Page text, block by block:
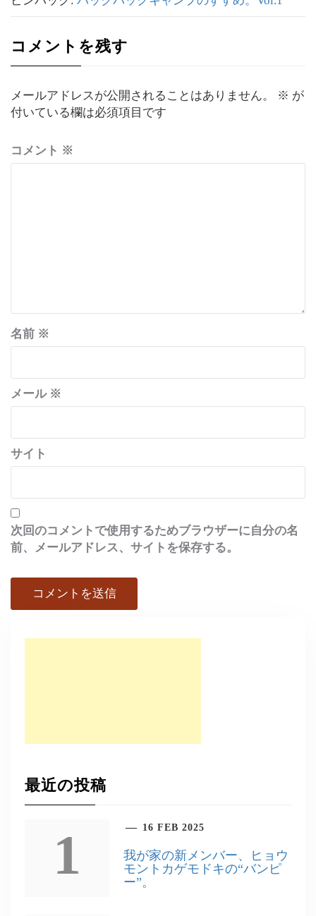
コメントを残す
メールアドレスが公開されることはありません。 ※ が
付いている欄は必須項目です
コメント ※
名前 ※
メール ※
サイト
次回のコメントで使用するためブラウザーに自分の名
前、メールアドレス、サイトを保存する。
最近の投稿
1 16 FEB 2025
我が家の新メンバー、ヒョウ
モントカゲモドキの“バンピ
ー”。